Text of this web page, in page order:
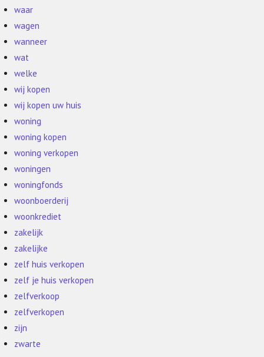
waar
wagen
wanneer
wat
welke
wij kopen
wij kopen uw huis
woning
woning kopen
woning verkopen
woningen
woningfonds
woonboerderij
woonkrediet
zakelijk
zakelijke
zelf huis verkopen
zelf je huis verkopen
zelfverkoop
zelfverkopen
zijn
zwarte